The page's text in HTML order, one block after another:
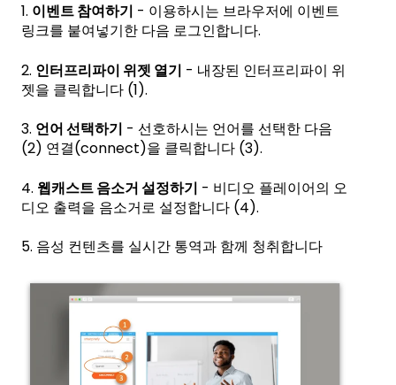
1. 이벤트 참여하기 - 이용하시는 브라우저에 이벤트
링크를 붙여넣기한 다음 로그인합니다.
2. 인터프리파이 위젯 열기 - 내장된 인터프리파이 위
젯을 클릭합니다 (1).
3. 언어 선택하기 - 선호하시는 언어를 선택한 다음
(2) 연결(connect)을 클릭합니다 (3).
4. 웹캐스트 음소거 설정하기 - 비디오 플레이어의 오
디오 출력을 음소거로 설정합니다 (4).
5. 음성 컨텐츠를 실시간 통역과 함께 청취합니다